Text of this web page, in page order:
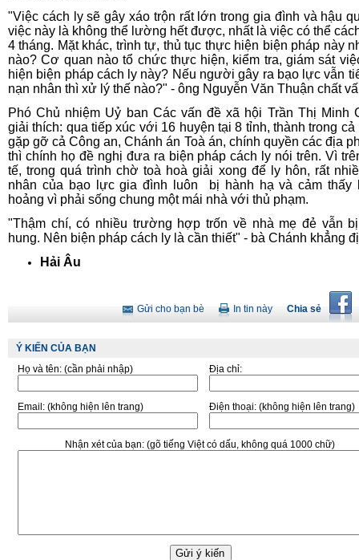
"Việc cách ly sẽ gây xáo trộn rất lớn trong gia đình và hậu
việc này là không thể lường hết được, nhất là việc có thể
4 tháng. Mặt khác, trình tự, thủ tục thực hiện biện pháp này
nào? Cơ quan nào tổ chức thực hiện, kiểm tra, giám sát
hiện biện pháp cách ly này? Nếu người gây ra bạo lực vẫn
nạn nhân thì xử lý thế nào?" - ông Nguyễn Văn Thuận chất
Phó Chủ nhiệm Uỷ ban Các vấn đề xã hội Trần Thị Minh
giải thích: qua tiếp xúc với 16 huyện tại 8 tỉnh, thành trong
gặp gỡ cả Công an, Chánh án Toà án, chính quyền các địa
thì chính họ đề nghị đưa ra biện pháp cách ly nói trên. Vì
tế, trong quá trình chờ toà hoà giải xong để ly hôn, rất
nhân của bạo lực gia đình luôn bị hành hạ và cảm thấy
hoảng vì phải sống chung một mái nhà với thủ phạm.
"Thậm chí, có nhiều trường hợp trốn về nhà mẹ đẻ vẫn
hung. Nên biện pháp cách ly là cần thiết" - bà Chánh khẳng
Hải Âu
Chia sẻ
In tin này
Gửi cho bạn bè
Ý KIẾN CỦA BẠN
Họ và tên: (cần phải nhập) Địa chỉ:
Email: (không hiện lên trang) Điện thoại: (không hiện lên trang)
Nhận xét của bạn:(gõ tiếng Việt có dấu, không quá 1000 chữ)